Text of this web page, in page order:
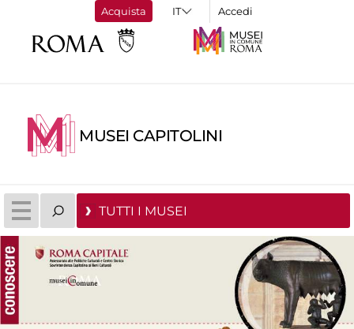
Acquista Accedi
MUSEI CAPITOLINI
TUTTI I MUSEI